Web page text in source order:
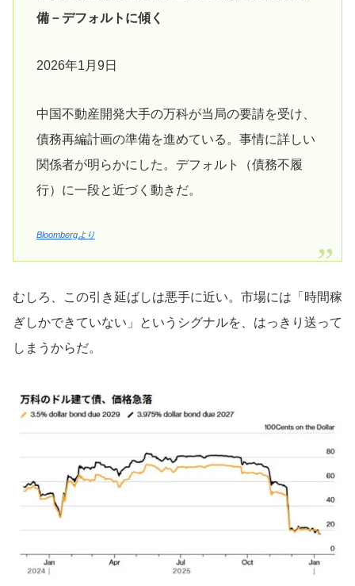
備－デフォルトに傾く
2026年1月9日
中国不動産開発大手の万科が当局の要請を受け、
債務再編計画の準備を進めている。事情に詳しい
関係者が明らかにした。デフォルト（債務不履
行）に一段と近づく動きだ。
Bloombergより
むしろ、この引き延ばしは悪手に近い。市場には「時間稼
ぎしかできていない」というシグナルを、はっきり送って
しまうからだ。